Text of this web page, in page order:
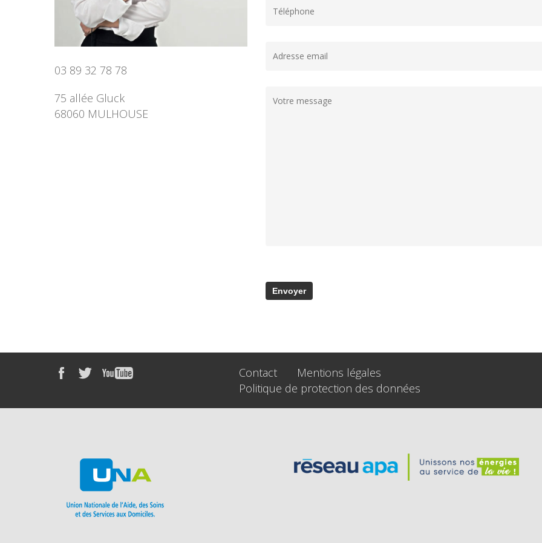
03 89 32 78 78
75 allée Gluck
68060 MULHOUSE
Contact
Mentions légales
Politique de protection des données